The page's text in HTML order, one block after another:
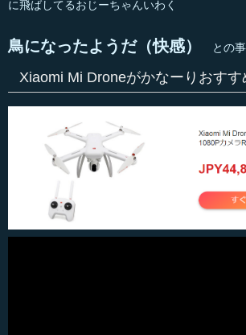
に飛ばしてるおじーちゃんいわく
鳥になったようだ（快感） との
Xiaomi Mi Droneがかなーりおすす